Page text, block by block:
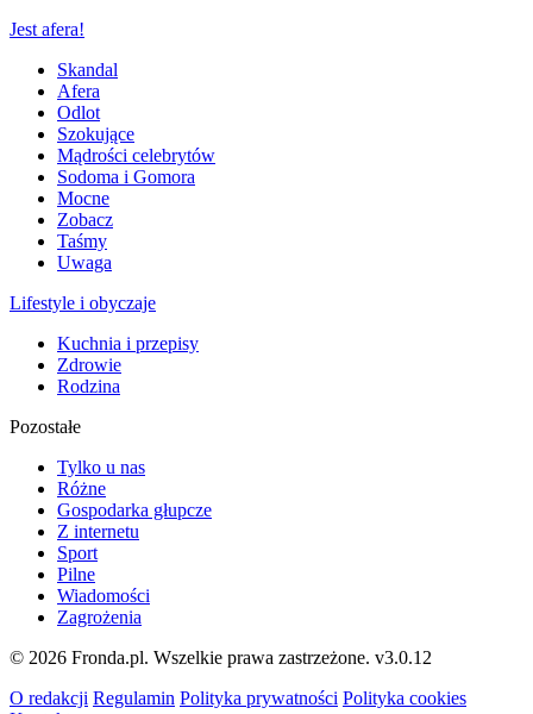
Jest afera!
Skandal
Afera
Odlot
Szokujące
Mądrości celebrytów
Sodoma i Gomora
Mocne
Zobacz
Taśmy
Uwaga
Lifestyle i obyczaje
Kuchnia i przepisy
Zdrowie
Rodzina
Pozostałe
Tylko u nas
Różne
Gospodarka głupcze
Z internetu
Sport
Pilne
Wiadomości
Zagrożenia
© 2026 Fronda.pl. Wszelkie prawa zastrzeżone. v3.0.12
O redakcji Regulamin Polityka prywatności Polityka cookies